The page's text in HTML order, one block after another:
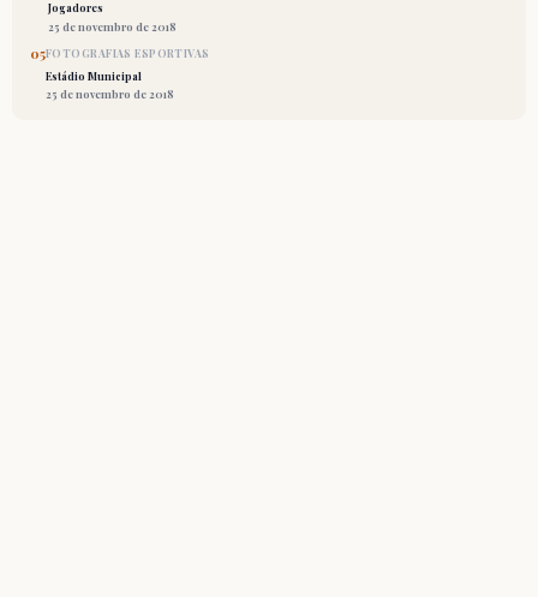
Jogadores
25 de novembro de 2018
05FOTOGRAFIAS ESPORTIVAS
Estádio Municipal
25 de novembro de 2018